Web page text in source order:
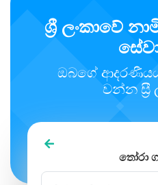
සේවා
සම්බන්ධ
සිංහල
ශ්‍රී ලංකාවේ
ඔබගේ
වන්න ස්‍රී
තෝරා